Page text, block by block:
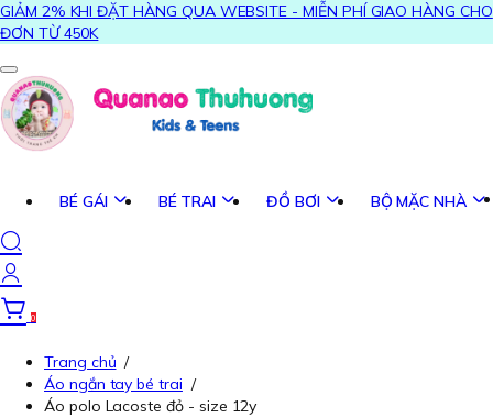
GIẢM 2% KHI ĐẶT HÀNG QUA WEBSITE - MIỄN PHÍ GIAO HÀNG CHO
ĐƠN TỪ 450K
BÉ GÁI BÉ TRAI ĐỒ BƠI BỘ MẶC NHÀ
0
Trang chủ /
Áo ngắn tay bé trai /
Áo polo Lacoste đỏ - size 12y